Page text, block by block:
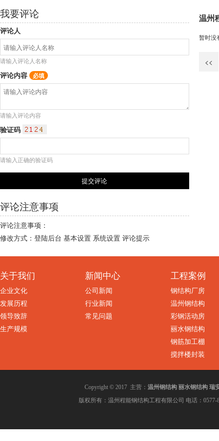
我要评论
评论人
请输入评论人名称
评论内容 必填
请输入评论内容
验证码
请输入正确的验证码
评论注意事项
评论注意事项：
修改方式：登陆后台 基本设置 系统设置 评论提示
温州
暂时没
<<
关于我们
企业文化
发展历程
领导致辞
生产规模
新闻中心
公司新闻
行业新闻
常见问题
工程案例
钢结构厂房
温州钢结构
彩钢活动房
丽水钢结构
钢筋加工棚
搅拌楼封装
Copyright © 2017 主营： 温州钢结构丽水钢结构瑞
版权所有：温州程能钢结构工程有限公司 电话：0577-